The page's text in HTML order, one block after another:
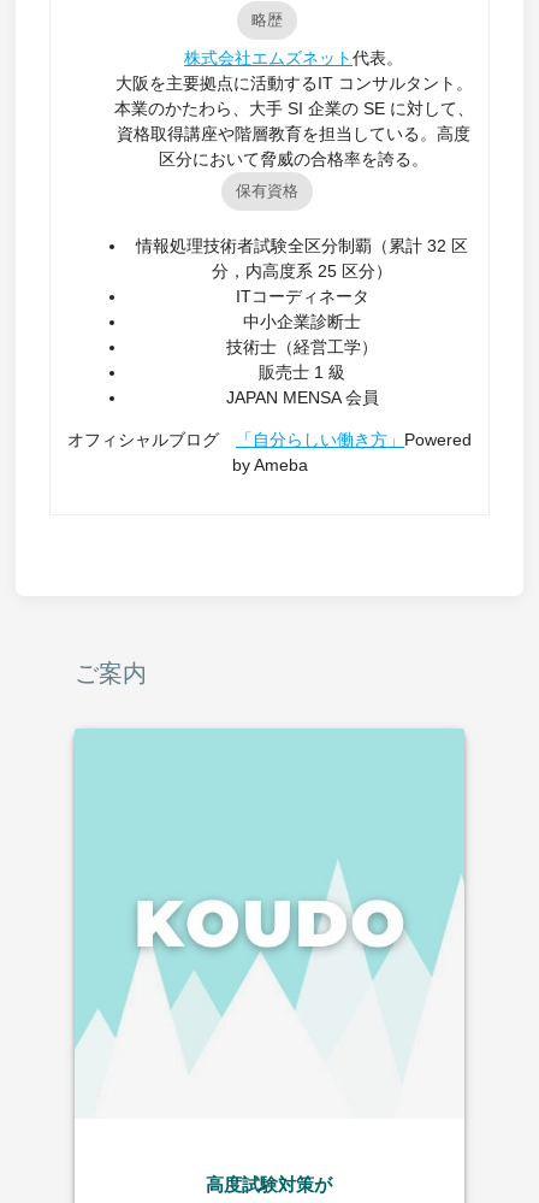
略歴
株式会社エムズネット代表。
大阪を主要拠点に活動するIT コンサルタント。
本業のかたわら、大手 SI 企業の SE に対して、
資格取得講座や階層教育を担当している。高度
区分において脅威の合格率を誇る。
保有資格
情報処理技術者試験全区分制覇（累計 32 区
分，内高度系 25 区分）
ITコーディネータ
中小企業診断士
技術士（経営工学）
販売士 1 級
JAPAN MENSA 会員
オフィシャルブログ 「自分らしい働き方」 Powered
by Ameba
ご案内
高度試験対策が